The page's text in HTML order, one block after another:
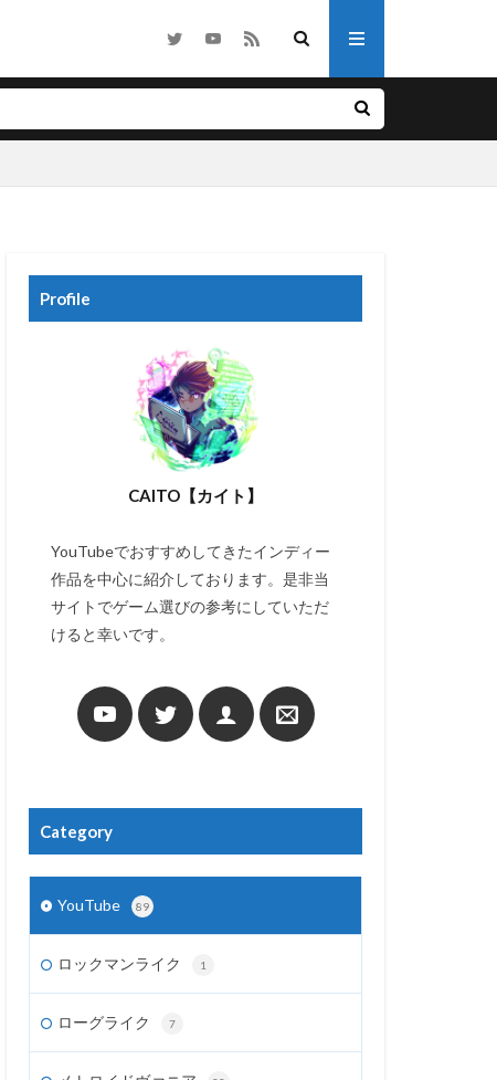
Profile
CAITO【カイト】
YouTubeでおすすめしてきたインディー
作品を中心に紹介しております。是非当
サイトでゲーム選びの参考にしていただ
けると幸いです。
Category
YouTube 89
ロックマンライク 1
ローグライク 7